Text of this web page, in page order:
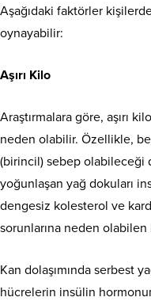
Aşağıdaki faktörler
oynayabilir:
Aşırı Kilo
Araştırmalara göre, aşırı
neden olabilir. Özellikle,
(birincil) sebep olabileceği
yoğunlaşan yağ dokuları
dengesiz kolesterol ve
sorunlarına neden
Kan dolaşımında serbest
hücrelerin insülin